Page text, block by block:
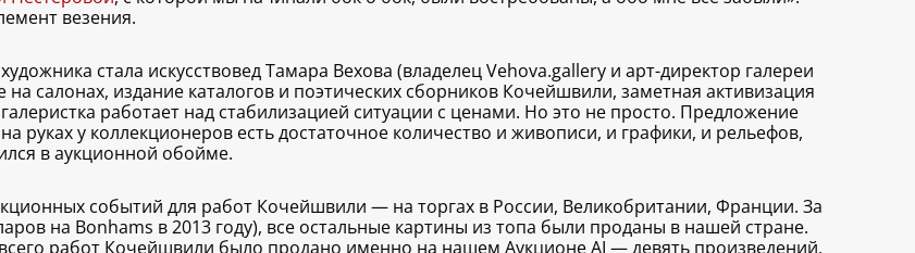
везения.
стала искусствовед Тамара Вехова (владелец Vehova.gallery и арт-директор галереи
салонах, издание каталогов и поэтических сборников Кочейшвили, заметная активизация
работает над стабилизацией ситуации с ценами. Но это не просто. Предложение
руках у коллекционеров есть достаточное количество и живописи, и графики, и рельефов,
в аукционной обойме.
событий для работ Кочейшвили — на торгах в России, Великобритании, Франции. За
на Bonhams в 2013 году), все остальные картины из топа были проданы в нашей стране.
работ Кочейшвили было продано именно на нашем Аукционе AI — девять произведений,